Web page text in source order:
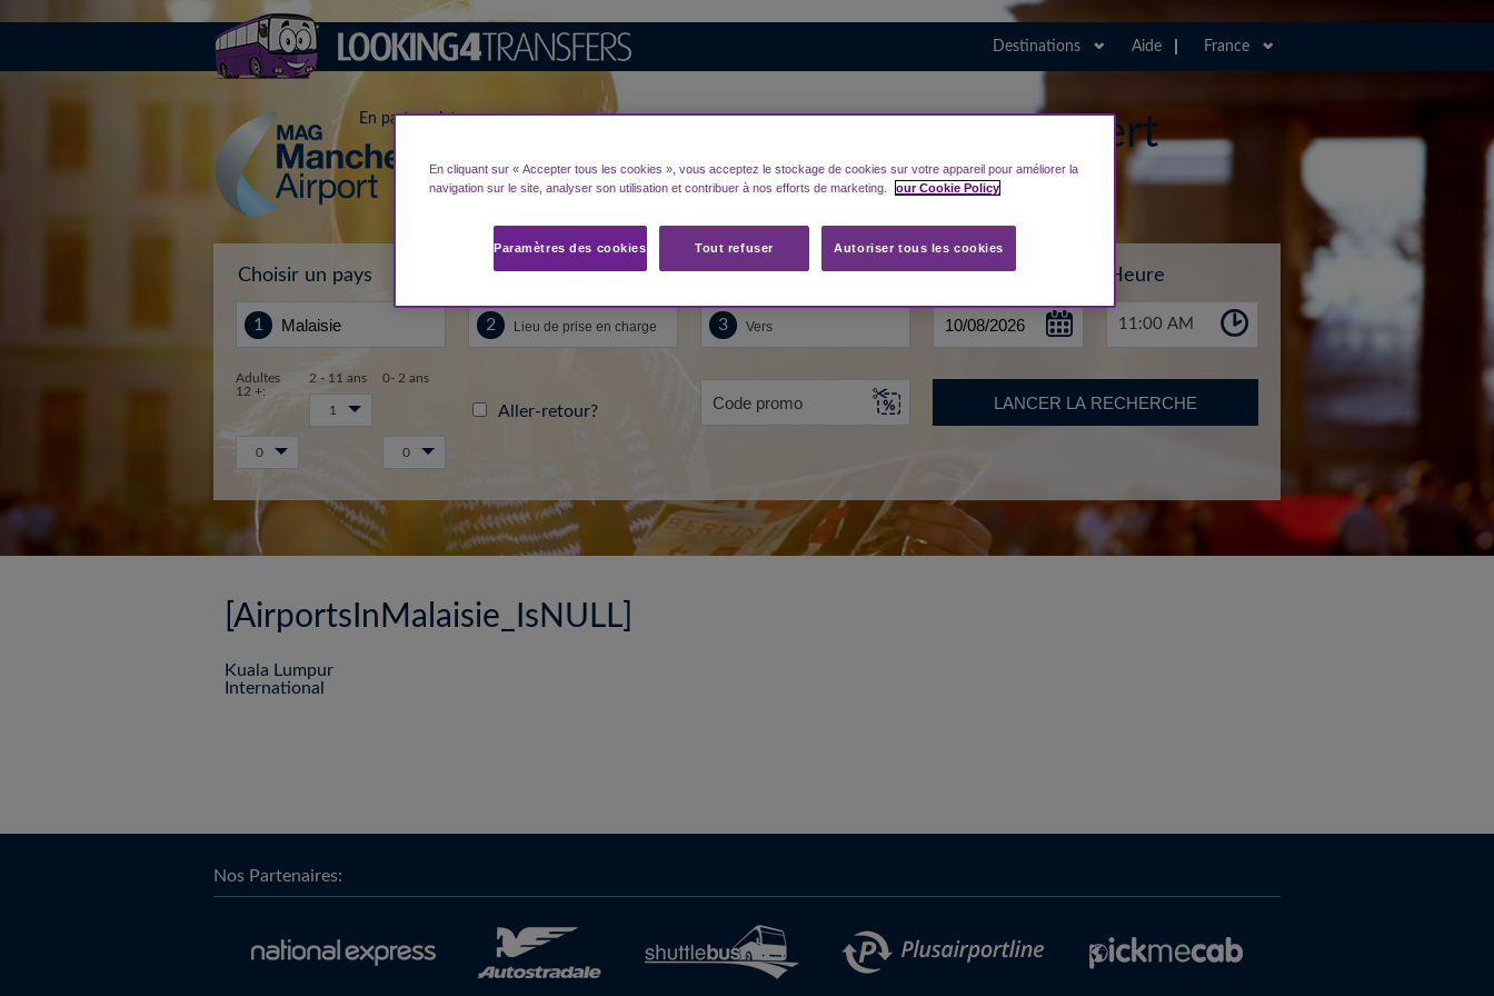
Destinations Aide France
En partenariat avec
Rechercher pour votre transfert
aéroport Malaisie
Choisir un pays Lieu de départ... Vers Date Heure
11:00 AM
Adultes
12 +:
2 - 11 ans 0- 2 ans
1
0 0
Aller-retour? LANCER LA RECHERCHE
[AirportsInMalaisie_IsNULL]
Kuala Lumpur
International
Nos Partenaires:
En cliquant sur « Accepter tous les cookies », vous acceptez le stockage de cookies sur votre appareil pour améliorer la
navigation sur le site, analyser son utilisation et contribuer à nos efforts de marketing.
our Cookie Policy
Tout refuser Autoriser tous les cookies
Paramètres des cookies